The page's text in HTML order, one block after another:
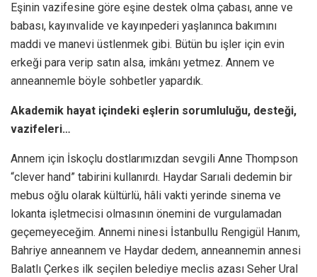
Eşinin vazifesine göre eşine destek olma çabası, anne ve
babası, kayınvalide ve kayınpederi yaşlanınca bakımını
maddi ve manevi üstlenmek gibi. Bütün bu işler için evin
erkeği para verip satın alsa, imkânı yetmez. Annem ve
anneannemle böyle sohbetler yapardık.
Akademik hayat içindeki eşlerin sorumluluğu, desteği,
vazifeleri…
Annem için İskoçlu dostlarımızdan sevgili Anne Thompson
“clever hand” tabirini kullanırdı. Haydar Sarıali dedemin bir
mebus oğlu olarak kültürlü, hâli vakti yerinde sinema ve
lokanta işletmecisi olmasının önemini de vurgulamadan
geçemeyeceğim. Annemi ninesi İstanbullu Rengigül Hanım,
Bahriye anneannem ve Haydar dedem, anneannemin annesi
Balatlı Çerkes ilk seçilen belediye meclis azası Seher Ural